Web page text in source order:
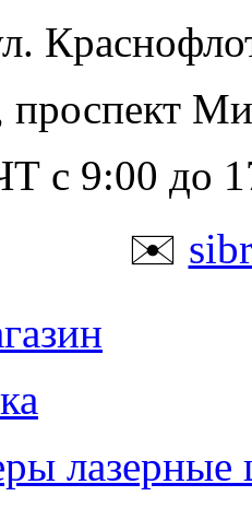
проспект
с 9:00 до
✉️
лазерные